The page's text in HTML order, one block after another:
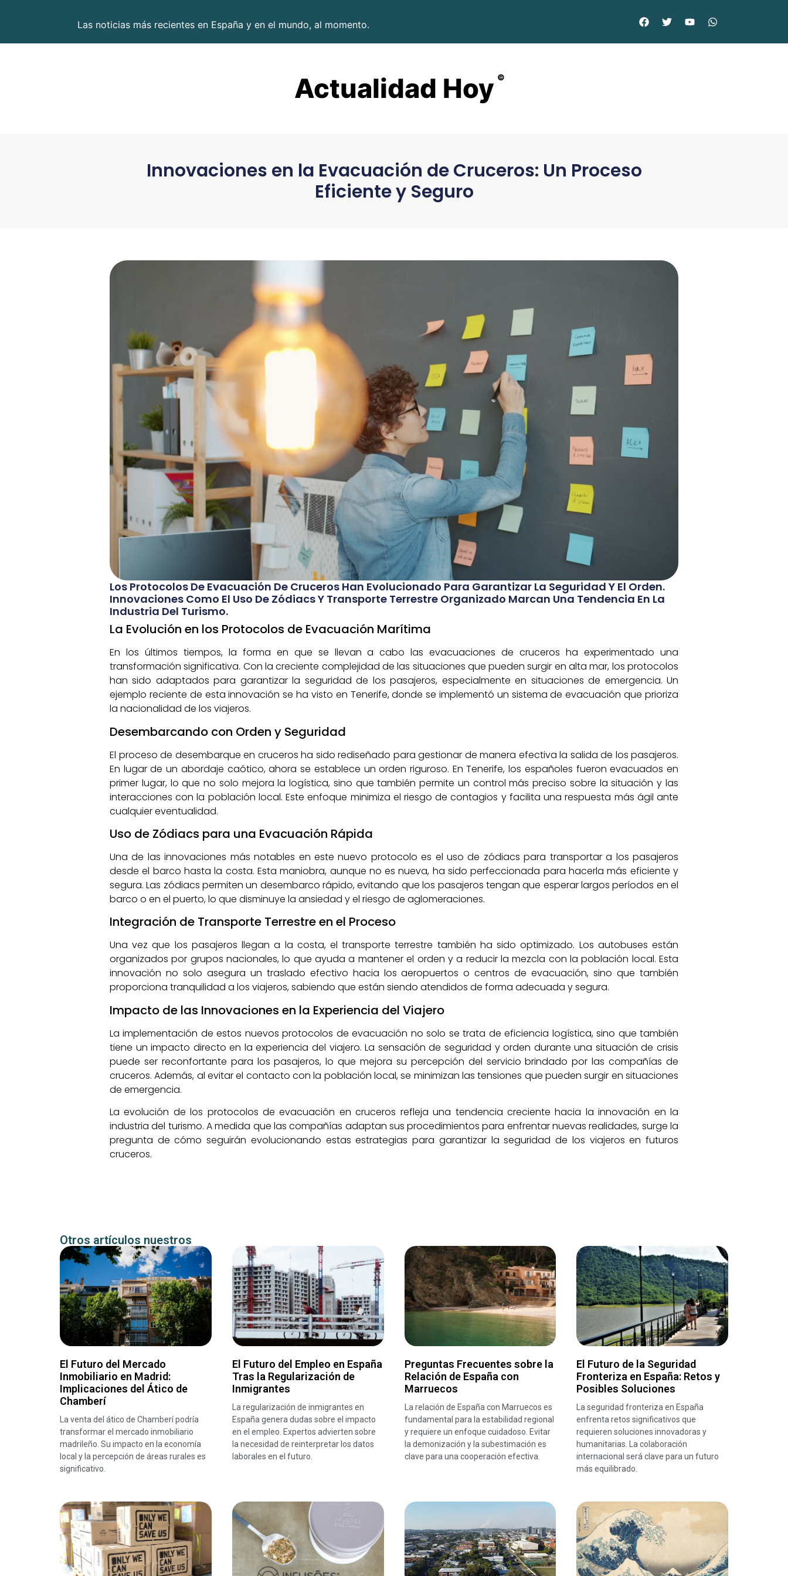
Las noticias más recientes en España y en el mundo, al momento.
Actualidad Hoy ©
Innovaciones en la Evacuación de Cruceros: Un Proceso
Eficiente y Seguro
Los Protocolos De Evacuación De Cruceros Han Evolucionado Para Garantizar La Seguridad Y El Orden.
Innovaciones Como El Uso De Zódiacs Y Transporte Terrestre Organizado Marcan Una Tendencia En La
Industria Del Turismo.
La Evolución en los Protocolos de Evacuación Marítima
En los últimos tiempos, la forma en que se llevan a cabo las evacuaciones de cruceros ha experimentado una
transformación significativa. Con la creciente complejidad de las situaciones que pueden surgir en alta mar, los protocolos
han sido adaptados para garantizar la seguridad de los pasajeros, especialmente en situaciones de emergencia. Un
ejemplo reciente de esta innovación se ha visto en Tenerife, donde se implementó un sistema de evacuación que prioriza
la nacionalidad de los viajeros.
Desembarcando con Orden y Seguridad
El proceso de desembarque en cruceros ha sido rediseñado para gestionar de manera efectiva la salida de los pasajeros.
En lugar de un abordaje caótico, ahora se establece un orden riguroso. En Tenerife, los españoles fueron evacuados en
primer lugar, lo que no solo mejora la logística, sino que también permite un control más preciso sobre la situación y las
interacciones con la población local. Este enfoque minimiza el riesgo de contagios y facilita una respuesta más ágil ante
cualquier eventualidad.
Uso de Zódiacs para una Evacuación Rápida
Una de las innovaciones más notables en este nuevo protocolo es el uso de zódiacs para transportar a los pasajeros
desde el barco hasta la costa. Esta maniobra, aunque no es nueva, ha sido perfeccionada para hacerla más eficiente y
segura. Las zódiacs permiten un desembarco rápido, evitando que los pasajeros tengan que esperar largos períodos en el
barco o en el puerto, lo que disminuye la ansiedad y el riesgo de aglomeraciones.
Integración de Transporte Terrestre en el Proceso
Una vez que los pasajeros llegan a la costa, el transporte terrestre también ha sido optimizado. Los autobuses están
organizados por grupos nacionales, lo que ayuda a mantener el orden y a reducir la mezcla con la población local. Esta
innovación no solo asegura un traslado efectivo hacia los aeropuertos o centros de evacuación, sino que también
proporciona tranquilidad a los viajeros, sabiendo que están siendo atendidos de forma adecuada y segura.
Impacto de las Innovaciones en la Experiencia del Viajero
La implementación de estos nuevos protocolos de evacuación no solo se trata de eficiencia logística, sino que también
tiene un impacto directo en la experiencia del viajero. La sensación de seguridad y orden durante una situación de crisis
puede ser reconfortante para los pasajeros, lo que mejora su percepción del servicio brindado por las compañías de
cruceros. Además, al evitar el contacto con la población local, se minimizan las tensiones que pueden surgir en situaciones
de emergencia.
La evolución de los protocolos de evacuación en cruceros refleja una tendencia creciente hacia la innovación en la
industria del turismo. A medida que las compañías adaptan sus procedimientos para enfrentar nuevas realidades, surge la
pregunta de cómo seguirán evolucionando estas estrategias para garantizar la seguridad de los viajeros en futuros
cruceros.
Otros artículos nuestros
El Futuro del Mercado
Inmobiliario en Madrid:
Implicaciones del Ático de
Chamberí
La venta del ático de Chamberí podría
transformar el mercado inmobiliario
madrileño. Su impacto en la economía
local y la percepción de áreas rurales es
significativo.
El Futuro del Empleo en España
Tras la Regularización de
Inmigrantes
La regularización de inmigrantes en
España genera dudas sobre el impacto
en el empleo. Expertos advierten sobre
la necesidad de reinterpretar los datos
laborales en el futuro.
Preguntas Frecuentes sobre la
Relación de España con
Marruecos
La relación de España con Marruecos es
fundamental para la estabilidad regional
y requiere un enfoque cuidadoso. Evitar
la demonización y la subestimación es
clave para una cooperación efectiva.
El Futuro de la Seguridad
Fronteriza en España: Retos y
Posibles Soluciones
La seguridad fronteriza en España
enfrenta retos significativos que
requieren soluciones innovadoras y
humanitarias. La colaboración
internacional será clave para un futuro
más equilibrado.